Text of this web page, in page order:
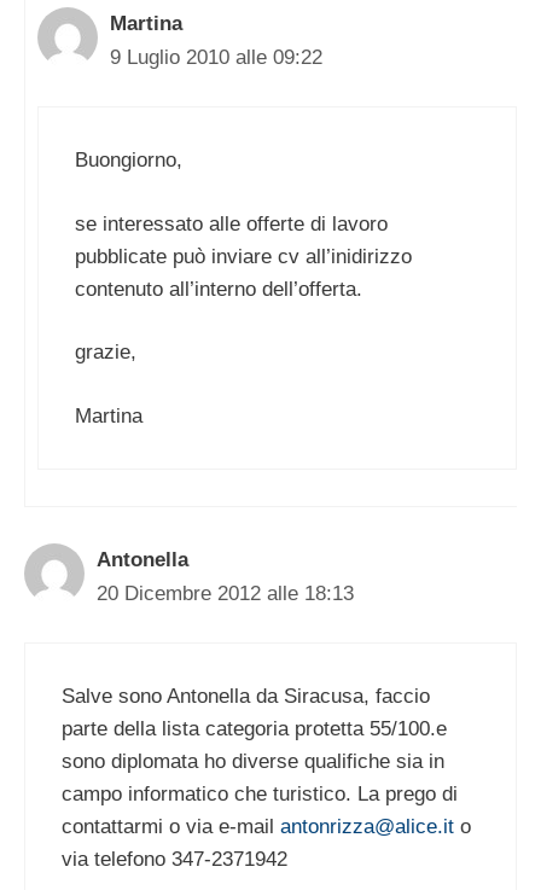
Martina
9 Luglio 2010 alle 09:22
Buongiorno,
se interessato alle offerte di lavoro
pubblicate può inviare cv all’inidirizzo
contenuto all’interno dell’offerta.
grazie,
Martina
Antonella
20 Dicembre 2012 alle 18:13
Salve sono Antonella da Siracusa, faccio
parte della lista categoria protetta 55/100.e
sono diplomata ho diverse qualifiche sia in
campo informatico che turistico. La prego di
contattarmi o via e-mail antonrizza@alice.it o
via telefono 347-2371942